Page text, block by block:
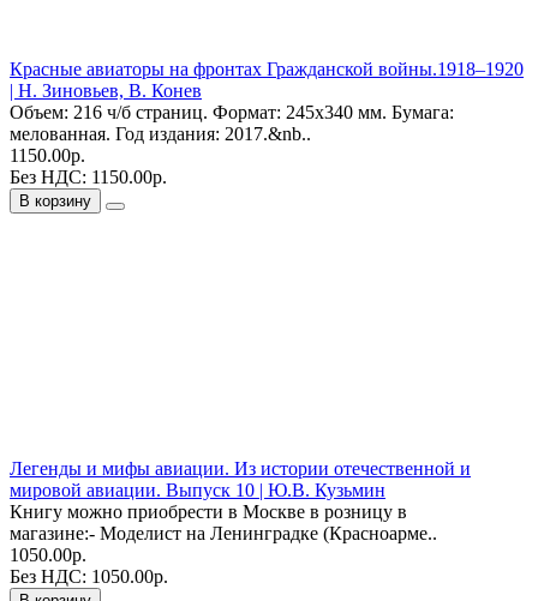
Красные авиаторы на фронтах Гражданской войны.1918–1920
| Н. Зиновьев, В. Конев
Объем: 216 ч/б страниц. Формат: 245х340 мм. Бумага:
мелованная. Год издания: 2017.&nb..
1150.00р.
Без НДС: 1150.00р.
В корзину
Легенды и мифы авиации. Из истории отечественной и
мировой авиации. Выпуск 10 | Ю.В. Кузьмин
Книгу можно приобрести в Москве в розницу в
магазине:- Моделист на Ленинградке (Красноарме..
1050.00р.
Без НДС: 1050.00р.